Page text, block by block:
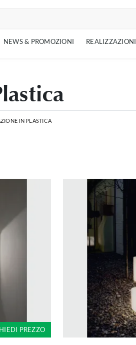
NEWS & PROMOZIONI REALIZZAZIONI
IN PLASTICA
PREZZO